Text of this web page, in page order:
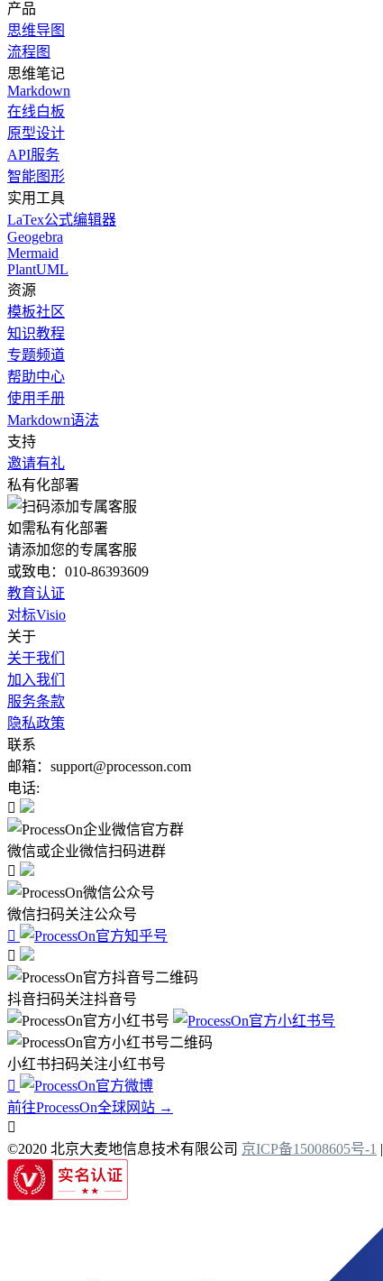
产品
思维导图
流程图
思维笔记
Markdown
在线白板
原型设计
API服务
智能图形
实用工具
LaTex公式编辑器
Geogebra
Mermaid
PlantUML
资源
模板社区
知识教程
专题频道
帮助中心
使用手册
Markdown语法
支持
邀请有礼
私有化部署
如需私有化部署
请添加您的专属客服
或致电：010-86393609
教育认证
对标Visio
关于
关于我们
加入我们
服务条款
隐私政策
联系
邮箱：support@processon.com
电话:

微信或企业微信扫码进群

微信扫码关注公众号


抖音扫码关注抖音号
小红书扫码关注小红书号

前往ProcessOn全球网站 →

©2020 北京大麦地信息技术有限公司 京ICP备15008605号-1 |